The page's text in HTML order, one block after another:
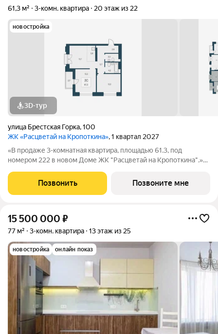
61,3 м²
3-комн. квартира 20 этаж из 22
новостройка
3D-тур
улица Брестская Горка,100
ЖК «Расцветай на Кропоткина», 1 квартал 2027
«В продаже 3-комнатная квартира, площадью 61.3, под
номером 222 в новом Доме ЖК "Расцветай на Кропоткина".»
«Ельцовского парка» в 10 минутах от Красного проспекта.
Проект выделяется своей
Позвонить Позвоните мне
15 500 000 ₽
77 м² 3-комн. квартира 13 этаж из 25
новостройка онлайн показ